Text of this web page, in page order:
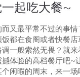
起吃大餐~
又最平常不过的事
都在食阁或者快餐
一般索然无畏？就
体验的高档餐厅吧~
闲暇的周末，来一